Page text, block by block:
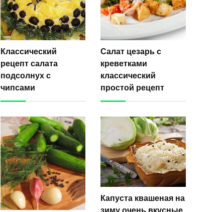
Классический
рецепт салата
подсолнух с
чипсами
Салат цезарь с
креветками
классический
простой рецепт
Капуста квашеная на